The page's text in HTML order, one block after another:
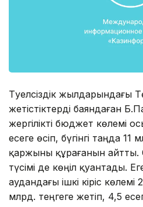
Тәуелсіздік жылдарындағы
жетістіктерді баяндаған
жергілікті бюджет көлемі
есеге өсіп, бүгінгі таңда
қаржыны құрағанын айтты.
түсімі де көңіл қуантады.
аудандағы ішкі кіріс
млрд. теңгеге жетіп, 4,5